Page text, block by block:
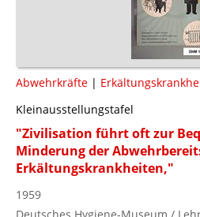
Abwehrkräfte |
Kleinausstellungstafel
"Zivilisation führt oft zur
Minderung der
Erkältungskrankheiten,"
1959